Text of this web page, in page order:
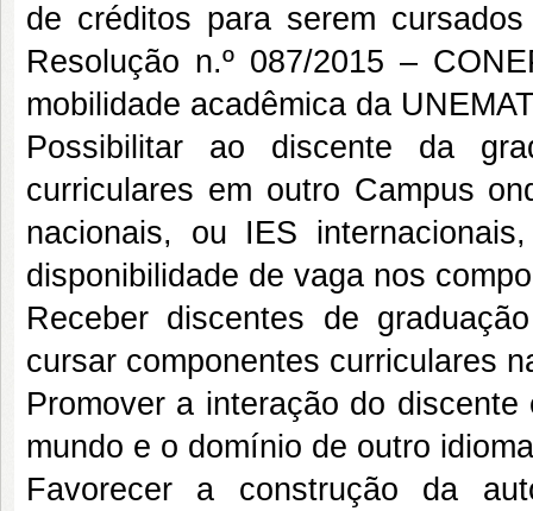
de créditos para serem
Resolução n.º 087/2015 –
mobilidade acadêmica da
Possibilitar ao discente da
curriculares em outro Campus
nacionais, ou IES
disponibilidade de vaga nos
Receber discentes de
cursar componentes curriculares
Promover a interação do
mundo e o domínio de outro
Favorecer a construção da